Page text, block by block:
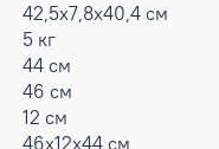
42,5x7,8x40,4 см
5 кг
44 см
46 см
12 см
46x12x44 см